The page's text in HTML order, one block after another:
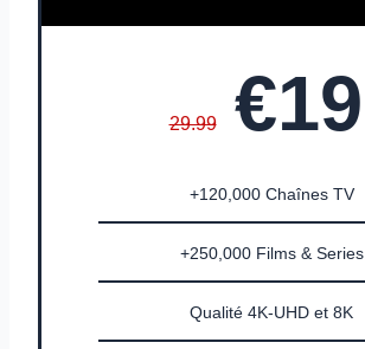
29.99 €19
+120,000 Chaînes TV
+250,000 Films & Series
Qualité 4K-UHD et 8K